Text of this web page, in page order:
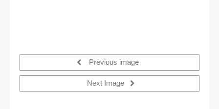
Previous image
Next Image